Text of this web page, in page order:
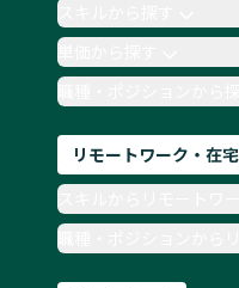
単価から探す
職種・ポジションから探
リモートワーク・在
職種・ポジションから